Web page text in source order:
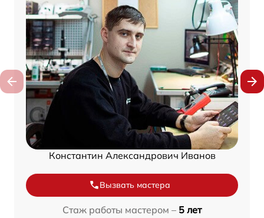
Константин Александрович Иванов
Вызвать мастера
Стаж работы мастером – 5 лет